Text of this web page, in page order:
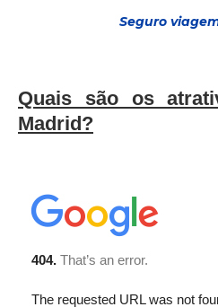
Seguro via
Quais são os
Madrid?